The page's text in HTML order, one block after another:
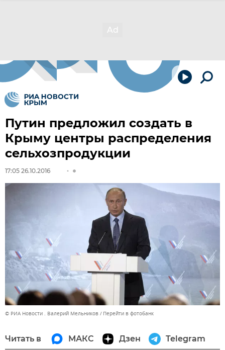
Путин предложил создать в
Крыму центры распределения
сельхозпродукции
17:05 26.10.2016
© РИА Новости . Валерий Мельников Перейти в фотобанк
Читать в МАКС Дзен Telegram